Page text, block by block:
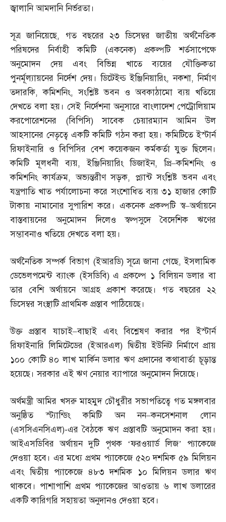
জ্বালানি আমদানি নির্ভরতা।
সূত্র জানিয়েছে, গত বছরের ২৩ ডিসেম্বর জাতীয় অর্থনৈতিক
পরিষদের নির্বাহী কমিটি (একনেক)প্রকল্পটি শর্তসাপেক্ষে
অনুমোদন দেয় এবং বিভিন্ন খাতে ব্যয়ের যৌক্তিকতা
পুনর্মূল্যায়নের নির্দেশ দেয়। ডিটেইল্ড ইঞ্জিনিয়ারিং,নকশা,নির্মাণ
তদারকি,কমিশনিং,সংশ্লিষ্ট ভবন ও অবকাঠামো ব্যয় খতিয়ে
দেখতে বলা হয়। সেই নির্দেশনা অনুসারে বাংলাদেশ পেট্রোলিয়াম
করপোরেশনের (বিপিসি)সাবেক চেয়ারম্যান আমিন উল
আহসানের নেতৃত্বে একটি কমিটি গঠন করা হয়। কমিটিতে ইস্টার্ন
রিফাইনারি ও বিপিসির বেশ কয়েকজন কর্মকর্তা যুক্ত ছিলেন।
কমিটি মূলধনী ব্যয়,ইঞ্জিনিয়ারিং ডিজাইন,প্রি–কমিশনিং ও
কমিশনিং কার্যক্রম,অভ্যন্তরীণ সড়ক, প্ল্যান্ট সংশ্লিষ্ট ভবন এবং
যন্ত্রপাতি খাত পর্যালোচনা করে সংশোধিত ব্যয় ৩১ হাজার কোটি
টাকায় নামানোর সুপারিশ করে। একনেক প্রকল্পটি স্ব–অর্থায়নে
বাস্তবায়নের অনুমোদন দিলেও স্বল্পসুদে বৈদেশিক ঋণের
সম্ভাবনাও খতিয়ে দেখতে বলা হয়।
অর্থনৈতিক সম্পর্ক বিভাগ (ইআরডি)সূত্রে জানা গেছে,ইসলামিক
ডেভেলপমেন্ট ব্যাংক (ইসডিবি)এ প্রকল্পে ১ বিলিয়ন ডলার বা
তার বেশি অর্থায়নে আগ্রহ প্রকাশ করেছে। গত বছরের ২২
ডিসেম্বর সংস্থাটি প্রাথমিক প্রস্তাব পাঠিয়েছে।
উক্ত প্রস্তাব যাচাই–বাছাই এবং বিশ্লেষণ করার পর ইস্টার্ন
রিফাইনারি লিমিটেডের (ইআরএল)দ্বিতীয় ইউনিট নির্মাণে প্রায়
১০০ কোটি ৪০ লাখ মার্কিন ডলার ঋণ প্রদানের কথাবার্তা চূড়ান্ত
হয়েছে। সরকার এই ঋণ নেয়ার ব্যাপারে অনুমোদন দিয়েছে।
অর্থমন্ত্রী আমির খসরু মাহমুদ চৌধুরীর সভাপতিত্বে গত মঙ্গলবার
অনুষ্ঠিত স্ট্যান্ডিং কমিটি অন নন–কনসেশনাল লোন
(এসসিএনসিএল)-এর বৈঠকে ঋণ প্রস্তাবটি অনুমোদন করা হয়।
আইএসডিবির অর্থায়ন দুটি পৃথক ‘ফরওয়ার্ড লিজ’ প্যাকেজে
দেওয়া হবে। এর মধ্যে প্রথম প্যাকেজে ৫২০ দশমিক ৫৯ মিলিয়ন
এবং দ্বিতীয় প্যাকেজে ৪৮৩ দশমিক ১০ মিলিয়ন ডলার ঋণ
থাকবে। পাশাপাশি প্রথম প্যাকেজের আওতায় ৬ লাখ ডলারের
একটি কারিগরি সহায়তা অনুদানও দেওয়া হবে।